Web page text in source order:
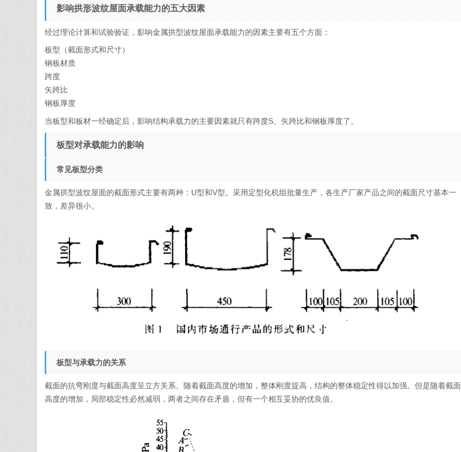
影响拱形波纹屋面承载能力的五大因素
经过理论计算和试验验证，影响金属拱型波纹屋面承载能力的因素主要有五个方面：
板型（截面形式和尺寸）
钢板材质
跨度
矢跨比
钢板厚度
当板型和板材一经确定后，影响结构承载力的主要因素就只有跨度S、矢跨比和钢板厚度了。
板型对承载能力的影响
常见板型分类
金属拱型波纹屋面的截面形式主要有两种：U型和V型。采用定型化机组批量生产，各生产厂家产品之间的截面尺寸基本一
致，差异很小。
板型与承载力的关系
截面的抗弯刚度与截面高度呈立方关系。随着截面高度的增加，整体刚度提高，结构的整体稳定性得以加强。但是随着截面
高度的增加，局部稳定性必然减弱，两者之间存在矛盾，但有一个相互妥协的优良值。